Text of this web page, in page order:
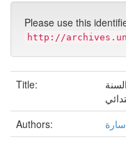
Please use this
http://
Title:
Authors: